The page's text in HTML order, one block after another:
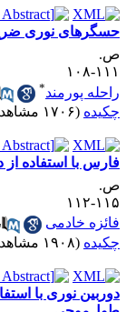
نوری ضریب
۱۰۸
پورمند*
(۱۷۰۶ مشاهده)
با استفاده از
۱۱۲
خادمی
،
(۱۹۰۸ مشاهده)